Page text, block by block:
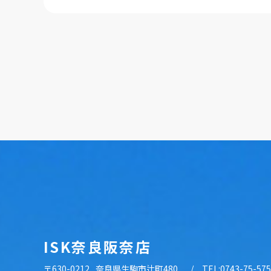
ISK奈良阪奈店